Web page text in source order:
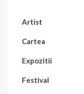
Artist
Cartea
Expozitii
Festival